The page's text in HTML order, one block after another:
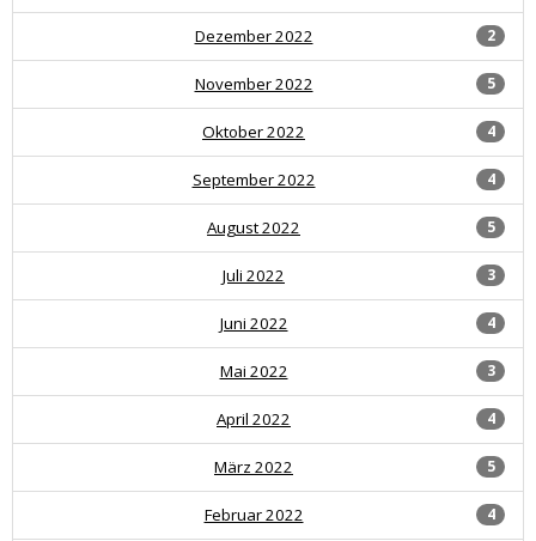
2
Dezember 2022
5
November 2022
4
Oktober 2022
4
September 2022
5
August 2022
3
Juli 2022
4
Juni 2022
3
Mai 2022
4
April 2022
5
März 2022
4
Februar 2022